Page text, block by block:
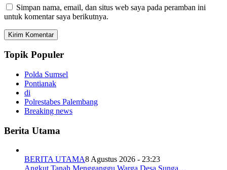
Simpan nama, email, dan situs web saya pada peramban ini
untuk komentar saya berikutnya.
Topik Populer
Polda Sumsel
Pontianak
di
Polrestabes Palembang
Breaking news
Berita Utama
BERITA UTAMA8 Agustus 2026 - 23:23